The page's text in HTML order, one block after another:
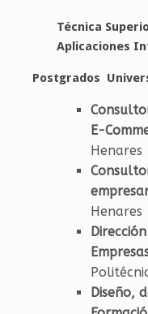
Técnica
Aplicaciones
Postgrados
E-
Henares
Henares
Diseño,